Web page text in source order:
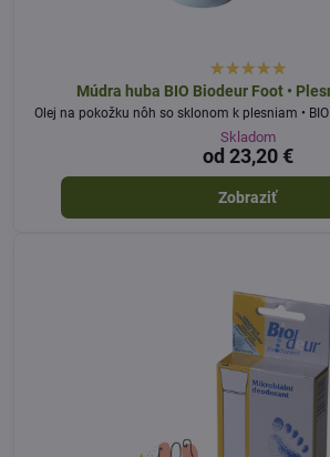
Múdra huba BIO Biodeur Foot •
Olej na pokožku nôh so sklonom k plesniam •
Skladom
od 23,20 €
Zobraziť